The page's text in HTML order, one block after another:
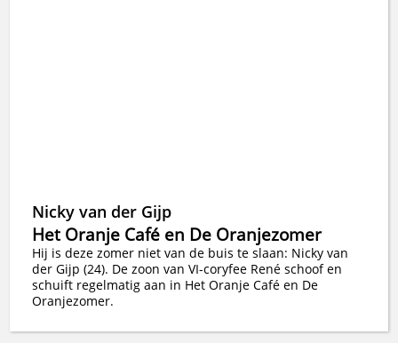
Nicky van der Gijp
Het Oranje Café en De Oranjezomer
Hij is deze zomer niet van de buis te slaan: Nicky van
der Gijp (24). De zoon van VI-coryfee René schoof en
schuift regelmatig aan in Het Oranje Café en De
Oranjezomer.